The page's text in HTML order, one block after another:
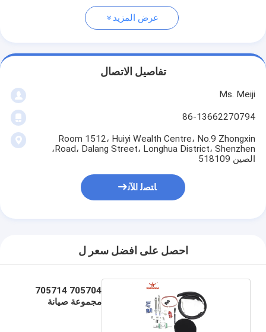
عرض المزيد
تفاصيل الاتصال
Ms. Meiji
86-13662270794
Room 1512، Huiyi Wealth Centre، No.9 Zhongxin
Road، Dalang Street، Longhua District، Shenzhen،
الصين 518109
ﺎﺘﺼﻟ ﺍﻶﻧ
احصل على افضل سعر ل
705704 705714
مجموعة صيانة